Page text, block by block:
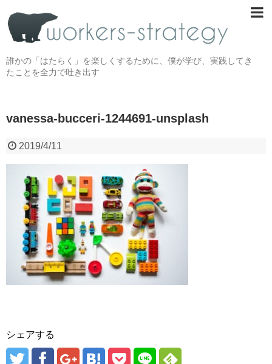
誰かの「はたらく」を楽しくするために、僕が学び、実践してき
たことを全力で吐き出す
vanessa-bucceri-1244691-unsplash
2019/4/11
シェアする